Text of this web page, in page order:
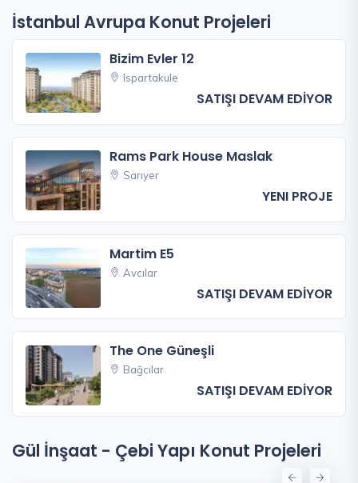
İstanbul Avrupa Konut Projeleri
Bizim Evler 12
Ispartakule
SATIŞI DEVAM EDİYOR
Rams Park House Maslak
Sarıyer
YENI PROJE
Martim E5
Avcılar
SATIŞI DEVAM EDİYOR
The One Güneşli
Bağcılar
SATIŞI DEVAM EDİYOR
Gül İnşaat - Çebi Yapı Konut Projeleri